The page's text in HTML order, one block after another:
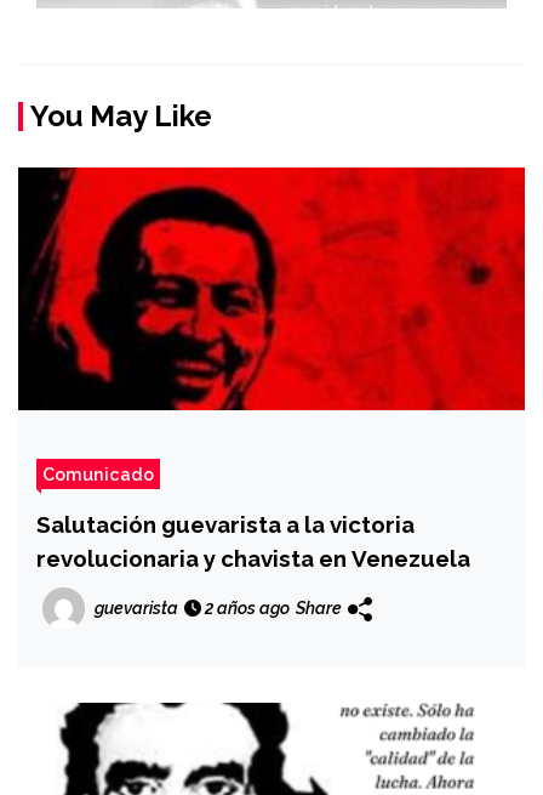
You May Like
Comunicado
Salutación guevarista a la victoria
revolucionaria y chavista en Venezuela
guevarista 2 años ago Share